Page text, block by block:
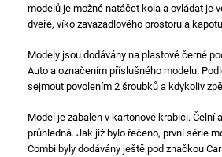
modelů je možné natáčet kola a ovládat je
dveře, víko zavazadlového prostoru a
Modely jsou dodávány na plastové černé
Auto a označením příslušného modelu.
sejmout povolením 2 šroubků a kdykoliv
Model je zabalen v kartonové krabici. Čelní
průhledná. Jak již bylo řečeno, první série
Combi byly dodávány ještě pod značkou